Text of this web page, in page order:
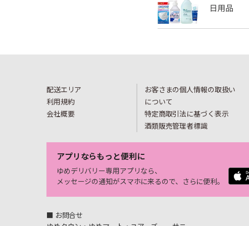
配送エリア
利用規約
会社概要
お客さまの個人情報の取扱い
について
特定商取引法に基づく表示
酒類販売管理者標識
アプリならもっと便利に
ゆめデリバリー専用アプリなら、
メッセージの通知がスマホに来るので、さらに便利。
■ お問合せ